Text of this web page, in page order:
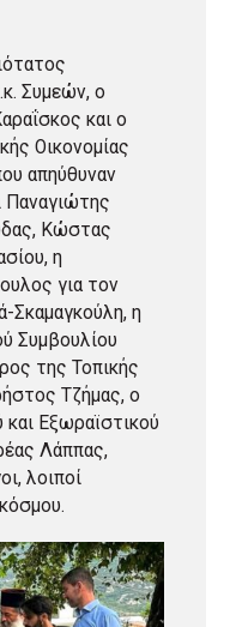
Συμεών, ο
και ο
Οικονομίας
απηύθυναν
Παναγιώτης
Κώστας
η
για τον
Σκαμαγκούλη, η
Συμβουλίου
της Τοπικής
Τζήμας, ο
Εξωραϊστικού
Λάππας,
λοιποί